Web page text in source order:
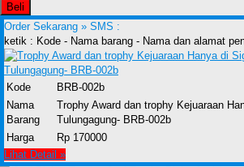
Beli
Order Sekarang » SMS :
ketik : Kode - Nama barang - Nama dan alamat
Kode
BRB-002b
Nama
Barang
Trophy Award dan trophy Kejuaraan
Tulungagung- BRB-002b
Harga
Rp 170000
Lihat Detail »